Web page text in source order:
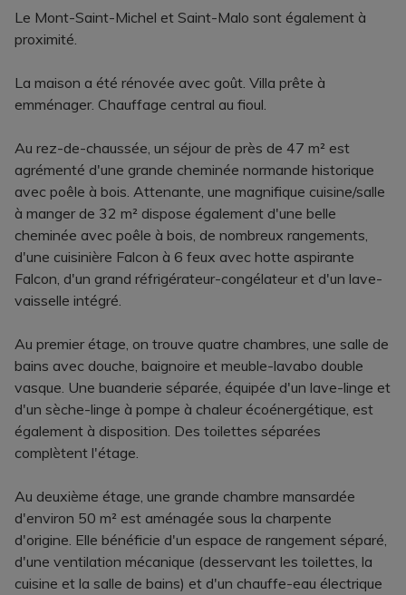
Le Mont-Saint-Michel et Saint-Malo sont également à
proximité.
La maison a été rénovée avec goût. Villa prête à
emménager. Chauffage central au fioul.
Au rez-de-chaussée, un séjour de près de 47 m² est
agrémenté d'une grande cheminée normande historique
avec poêle à bois. Attenante, une magnifique cuisine/salle
à manger de 32 m² dispose également d'une belle
cheminée avec poêle à bois, de nombreux rangements,
d'une cuisinière Falcon à 6 feux avec hotte aspirante
Falcon, d'un grand réfrigérateur-congélateur et d'un lave-
vaisselle intégré.
Au premier étage, on trouve quatre chambres, une salle de
bains avec douche, baignoire et meuble-lavabo double
vasque. Une buanderie séparée, équipée d'un lave-linge et
d'un sèche-linge à pompe à chaleur écoénergétique, est
également à disposition. Des toilettes séparées
complètent l'étage.
Au deuxième étage, une grande chambre mansardée
d'environ 50 m² est aménagée sous la charpente
d'origine. Elle bénéficie d'un espace de rangement séparé,
d'une ventilation mécanique (desservant les toilettes, la
cuisine et la salle de bains) et d'un chauffe-eau électrique